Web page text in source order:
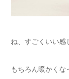
ね、すごくいい感
もちろん暖かくな